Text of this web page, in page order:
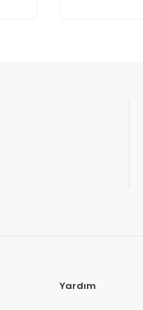
Yardım